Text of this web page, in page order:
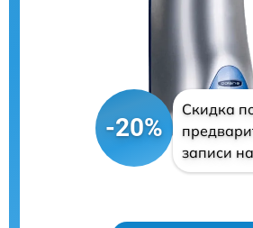
-20%
Скидка
записи